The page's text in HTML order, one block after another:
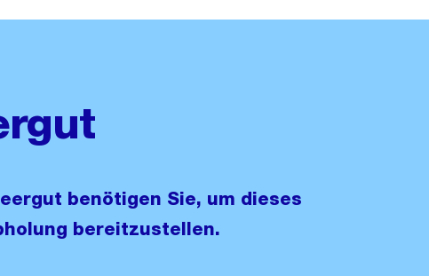
benötigen Sie, um dieses
bereitzustellen.